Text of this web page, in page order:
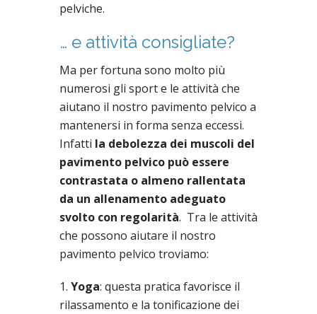
pelviche.
… e attività consigliate?
Ma per fortuna sono molto più
numerosi gli sport e le attività che
aiutano il nostro pavimento pelvico a
mantenersi in forma senza eccessi.
Infatti la debolezza dei muscoli del
pavimento pelvico può essere
contrastata o almeno rallentata
da un allenamento adeguato
svolto con regolarità. Tra le attività
che possono aiutare il nostro
pavimento pelvico troviamo:
1. Yoga: questa pratica favorisce il
rilassamento e la tonificazione dei